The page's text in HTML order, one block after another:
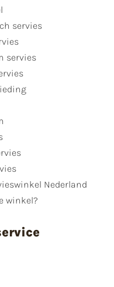
servies
servies
Nederland
winkel?